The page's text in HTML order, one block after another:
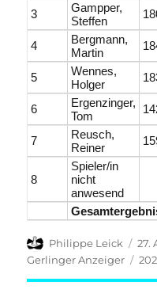
3
Gampper,
Steffen
4
Bergmann,
Martin
5
Wennes,
Holger
6
Ergenzinger,
Tom
7
Reusch,
Reiner
8
Spieler/in
nicht
anwesend
Autor
Philippe Leick
am
27.
Gerlinger Anzeiger